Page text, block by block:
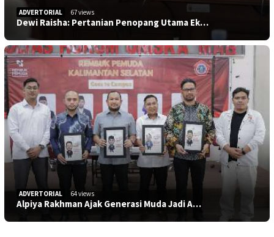
ADVERTORIAL 67 views
Dewi Raisha: Pertanian Penopang Utama Ek…
ADVERTORIAL 64 views
Alpiya Rakhman Ajak Generasi Muda Jadi A…